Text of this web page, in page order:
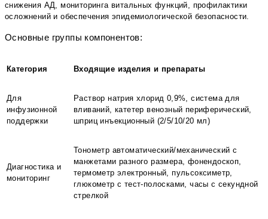
снижения АД, мониторинга витальных функций, профилактики
осложнений и обеспечения эпидемиологической безопасности.
Основные группы компонентов:
Категория Входящие изделия и препараты
Для
инфузионной
поддержки
Раствор натрия хлорид 0,9%, система для
вливаний, катетер венозный периферический,
шприц инъекционный (2/5/10/20 мл)
Диагностика и
мониторинг
Тонометр автоматический/механический с
манжетами разного размера, фонендоскоп,
термометр электронный, пульсоксиметр,
глюкометр с тест-полосками, часы с секундной
стрелкой